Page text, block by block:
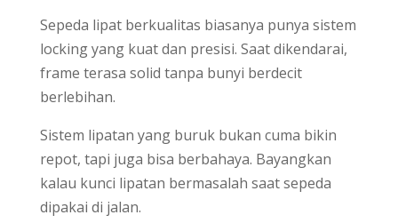
Sepeda lipat berkualitas biasanya punya sistem
locking yang kuat dan presisi. Saat dikendarai,
frame terasa solid tanpa bunyi berdecit
berlebihan.
Sistem lipatan yang buruk bukan cuma bikin
repot, tapi juga bisa berbahaya. Bayangkan
kalau kunci lipatan bermasalah saat sepeda
dipakai di jalan.